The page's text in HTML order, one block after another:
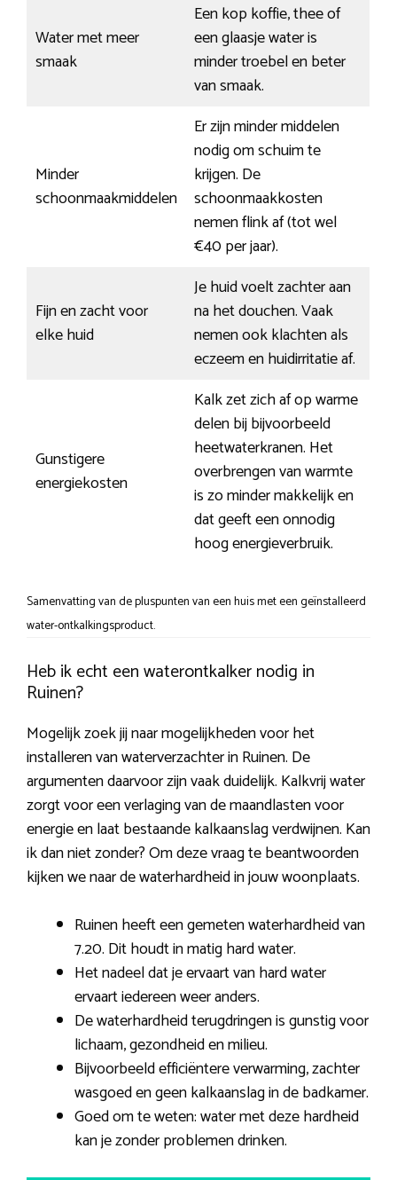
Water met meer
smaak
Een kop koffie, thee of
een glaasje water is
minder troebel en beter
van smaak.
Minder
schoonmaakmiddelen
Er zijn minder middelen
nodig om schuim te
krijgen. De
schoonmaakkosten
nemen flink af (tot wel
€40 per jaar).
Fijn en zacht voor
elke huid
Je huid voelt zachter aan
na het douchen. Vaak
nemen ook klachten als
eczeem en huidirritatie af.
Gunstigere
energiekosten
Kalk zet zich af op warme
delen bij bijvoorbeeld
heetwaterkranen. Het
overbrengen van warmte
is zo minder makkelijk en
dat geeft een onnodig
hoog energieverbruik.
Samenvatting van de pluspunten van een huis met een geïnstalleerd
water-ontkalkingsproduct.
Heb ik echt een waterontkalker nodig in
Ruinen?
Mogelijk zoek jij naar mogelijkheden voor het
installeren van waterverzachter in Ruinen. De
argumenten daarvoor zijn vaak duidelijk. Kalkvrij water
zorgt voor een verlaging van de maandlasten voor
energie en laat bestaande kalkaanslag verdwijnen. Kan
ik dan niet zonder? Om deze vraag te beantwoorden
kijken we naar de waterhardheid in jouw woonplaats.
Ruinen heeft een gemeten waterhardheid van
7.20. Dit houdt in matig hard water.
Het nadeel dat je ervaart van hard water
ervaart iedereen weer anders.
De waterhardheid terugdringen is gunstig voor
lichaam, gezondheid en milieu.
Bijvoorbeeld efficiëntere verwarming, zachter
wasgoed en geen kalkaanslag in de badkamer.
Goed om te weten: water met deze hardheid
kan je zonder problemen drinken.